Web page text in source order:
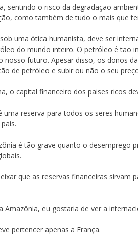
sentindo o risco da degradação
como também de tudo o mais que
uma ótica humanista, deve ser
do mundo inteiro. O petróleo é tão
nosso futuro. Apesar disso, os donos
de petróleo e subir ou não o seu
o capital financeiro dos paises ricos
uma reserva para todos os seres
é tão grave quanto o desemprego
que as reservas financeiras sirvam
Amazônia, eu gostaria de ver a
pertencer apenas a França.